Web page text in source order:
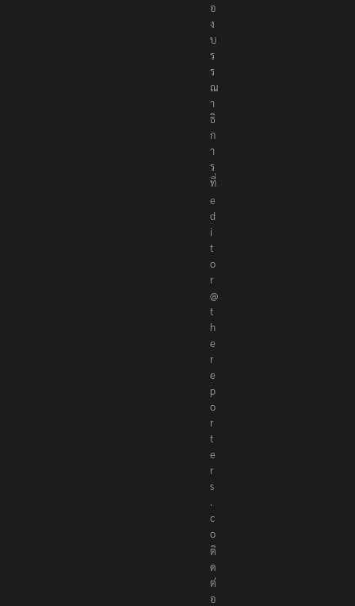
อ
ง
บ
ร
ร
ณ
า
ธิ
ก
า
ร
ที่
e
d
i
t
o
r
@
t
h
e
r
e
p
o
r
t
e
r
s
.
c
o
ติ
ด
ต่
อ